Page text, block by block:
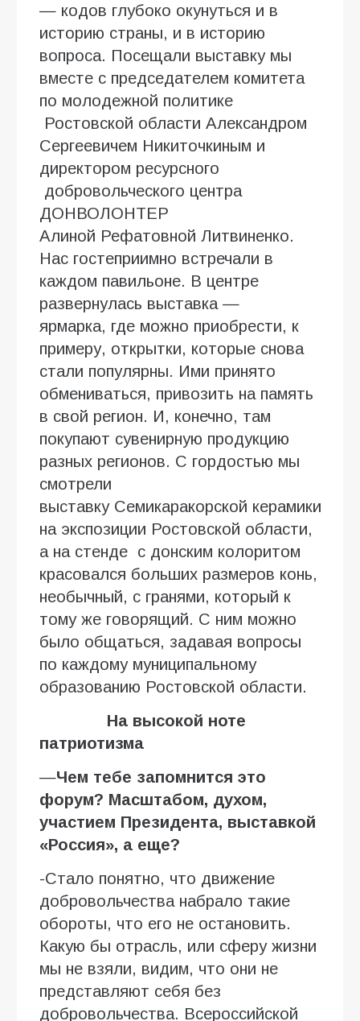
— кодов глубоко окунуться и в
историю страны, и в историю
вопроса. Посещали выставку мы
вместе с председателем комитета
по молодежной политике
Ростовской области Александром
Сергеевичем Никиточкиным и
директором ресурсного
добровольческого центра
ДОНВОЛОНТЕР
Алиной Рефатовной Литвиненко.
Нас гостеприимно встречали в
каждом павильоне. В центре
развернулась выставка —
ярмарка, где можно приобрести, к
примеру, открытки, которые снова
стали популярны. Ими принято
обмениваться, привозить на память
в свой регион. И, конечно, там
покупают сувенирную продукцию
разных регионов. С гордостью мы
смотрели
выставку Семикаракорской керамики
на экспозиции Ростовской области,
а на стенде с донским колоритом
красовался больших размеров конь,
необычный, с гранями, который к
тому же говорящий. С ним можно
было общаться, задавая вопросы
по каждому муниципальному
образованию Ростовской области.
На высокой ноте
патриотизма
—Чем тебе запомнится это
форум? Масштабом, духом,
участием Президента, выставкой
«Россия», а еще?
-Стало понятно, что движение
добровольчества набрало такие
обороты, что его не остановить.
Какую бы отрасль, или сферу жизни
мы не взяли, видим, что они не
представляют себя без
добровольчества. Всероссийской